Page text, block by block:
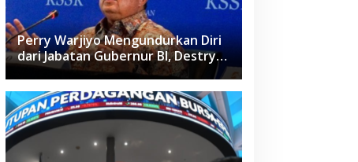
Perry Warjiyo Mengundurkan Diri
dari Jabatan Gubernur BI, Destry
Damayanti Jadi Pejabat Sementara